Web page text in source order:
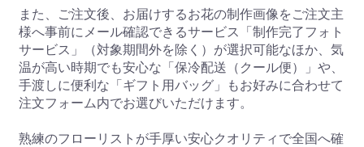
また、ご注文後、お届けするお花の制作画像をご注文主
様へ事前にメール確認できるサービス「制作完了フォト
サービス」（対象期間外を除く）が選択可能なほか、気
温が高い時期でも安心な「保冷配送（クール便）」や、
手渡しに便利な「ギフト用バッグ」もお好みに合わせて
注文フォーム内でお選びいただけます。
熟練のフローリストが手厚い安心クオリティで全国へ確